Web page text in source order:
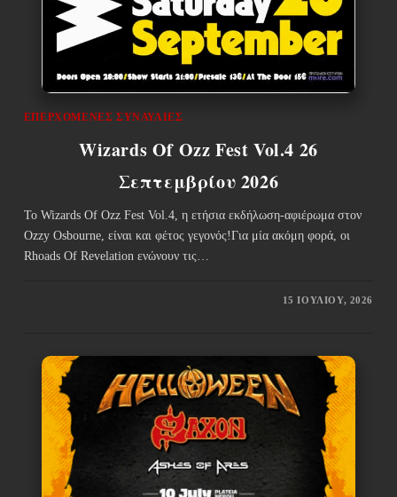
ΕΠΕΡΧΌΜΕΝΕΣ ΣΥΝΑΥΛΊΕΣ
Wizards Of Ozz Fest Vol.4 26
Σεπτεμβρίου 2026
Το Wizards Of Ozz Fest Vol.4, η ετήσια εκδήλωση-αφιέρωμα στον
Ozzy Osbourne, είναι και φέτος γεγονός!Για μία ακόμη φορά, οι
Rhoads Of Revelation ενώνουν τις…
15 ΙΟΥΛΊΟΥ, 2026